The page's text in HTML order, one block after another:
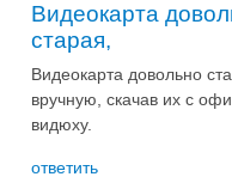
Видеокарта
старая,
Видеокарта довольно
вручную, скачав их с
видюху.
ответить